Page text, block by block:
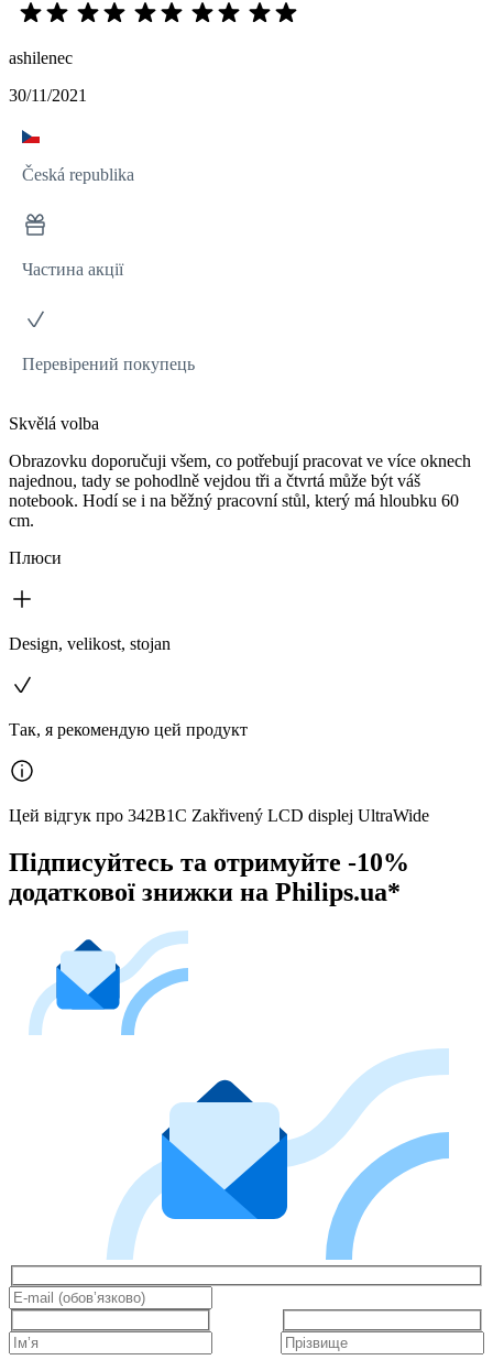
ashilenec
30/11/2021
Česká republika
Частина акції
Перевірений покупець
Skvělá volba
Obrazovku doporučuji všem, co potřebují pracovat ve více oknech
najednou, tady se pohodlně vejdou tři a čtvrtá může být váš
notebook. Hodí se i na běžný pracovní stůl, který má hloubku 60
cm.
Плюси
Design, velikost, stojan
Так, я рекомендую цей продукт
Цей відгук про 342B1C Zakřivený LCD displej UltraWide
Підписуйтесь та отримуйте -10%
додаткової знижки на Philips.ua*